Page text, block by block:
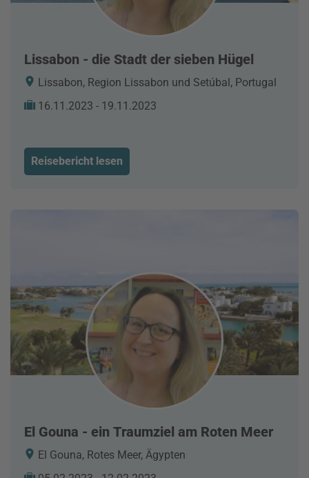
Lissabon - die Stadt der sieben Hügel
Lissabon, Region Lissabon und Setúbal, Portugal
16.11.2023 - 19.11.2023
Reisebericht lesen
El Gouna - ein Traumziel am Roten Meer
El Gouna, Rotes Meer, Ägypten